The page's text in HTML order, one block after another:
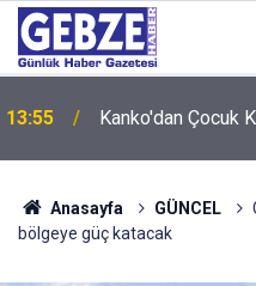
13:55 Kanko'dan Çocuk
Anasayfa GÜNCEL
bölgeye güç katacak